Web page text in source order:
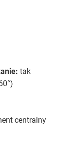
tak
centralny